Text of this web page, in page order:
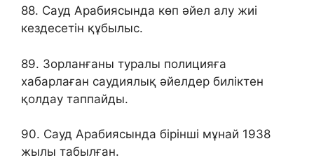
88. Сауд Арабиясында көп әйел алу жиі
кездесетін құбылыс.
89. Зорланғаны туралы полицияға
хабарлаған саудиялық әйелдер биліктен
қолдау таппайды.
90. Сауд Арабиясында бірінші мұнай 1938
жылы табылған.